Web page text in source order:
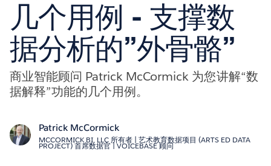
几个用例 - 支撑数
据分析的”外骨骼”
商业智能顾问 Patrick McCormick 为您讲解“数
据解释”功能的几个用例。
Patrick McCormick
MCCORMICK BI, LLC 所有者 | 艺术教育数据项目 (ARTS ED DATA
PROJECT) 首席数据官 | VOICEBASE 顾问